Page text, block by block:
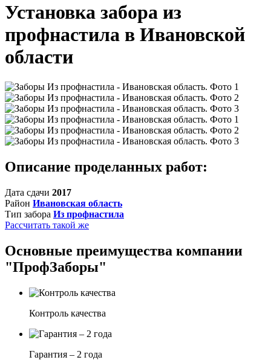
Установка забора из
профнастила в Ивановской
области
Описание проделанных работ:
Дата сдачи 2017
Район Ивановская область
Тип забора Из профнастила
Рассчитать такой же
Основные преимущества компании
"ПрофЗаборы"
Контроль качества
Гарантия – 2 года